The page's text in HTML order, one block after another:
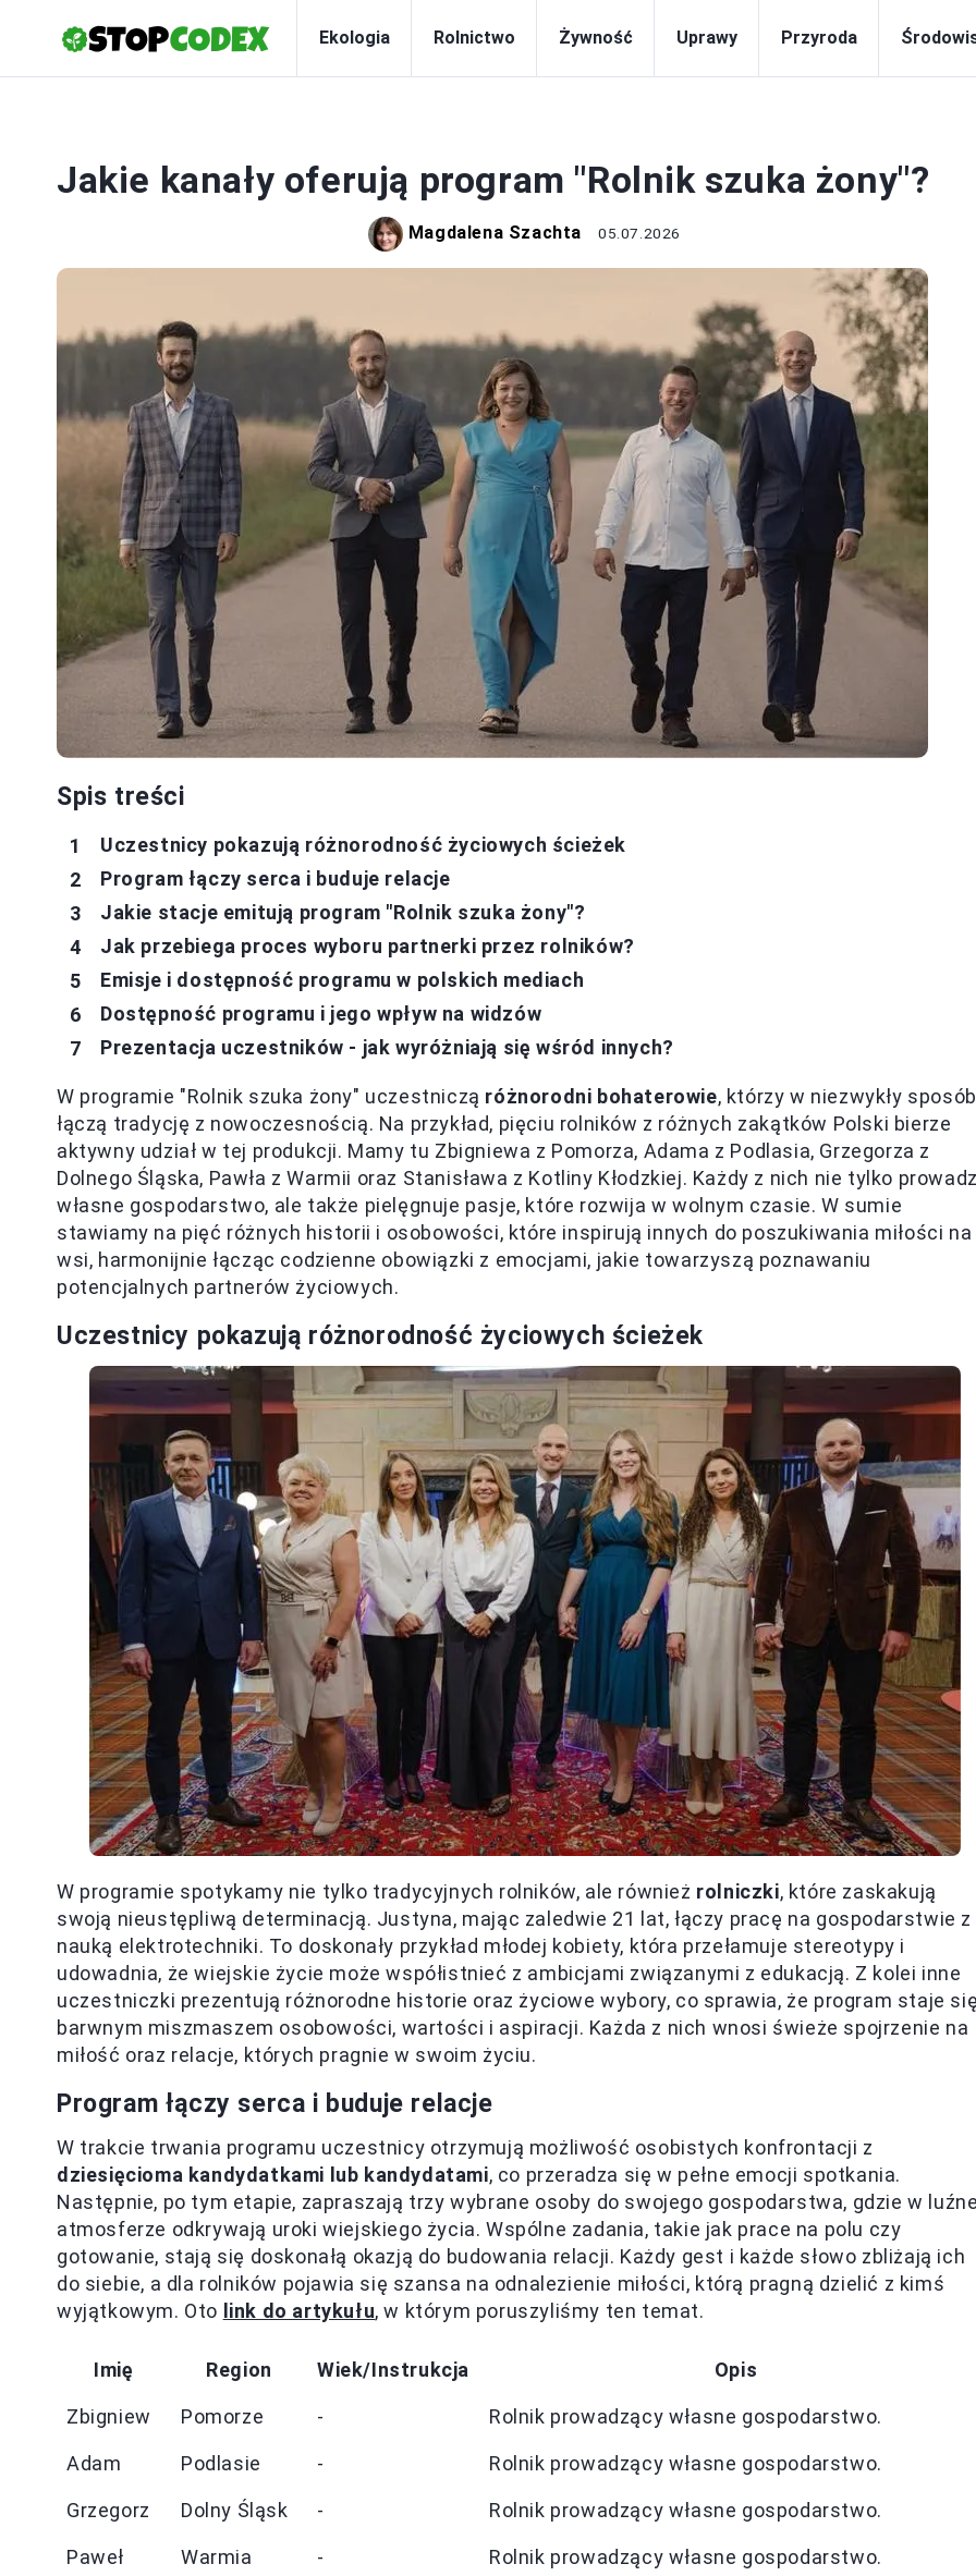
Ekologia Rolnictwo Żywność Uprawy Przyroda
Jakie kanały oferują program "Rolnik szuka żony"?
Magdalena Szachta 05.07.2026
Spis treści
Uczestnicy pokazują różnorodność życiowych ścieżek
Program łączy serca i buduje relacje
Jakie stacje emitują program "Rolnik szuka żony"?
Jak przebiega proces wyboru partnerki przez rolników?
Emisje i dostępność programu w polskich mediach
Dostępność programu i jego wpływ na widzów
Prezentacja uczestników - jak wyróżniają się wśród innych?
W programie "Rolnik szuka żony" uczestniczą różnorodni bohaterowie, którzy w niezwykły sposób
łączą tradycję z nowoczesnością. Na przykład, pięciu rolników z różnych zakątków Polski bierze
aktywny udział w tej produkcji. Mamy tu Zbigniewa z Pomorza, Adama z Podlasia, Grzegorza z
Dolnego Śląska, Pawła z Warmii oraz Stanisława z Kotliny Kłodzkiej. Każdy z nich nie tylko
własne gospodarstwo, ale także pielęgnuje pasje, które rozwija w wolnym czasie. W sumie
stawiamy na pięć różnych historii i osobowości, które inspirują innych do poszukiwania miłości na
wsi, harmonijnie łącząc codzienne obowiązki z emocjami, jakie towarzyszą poznawaniu
potencjalnych partnerów życiowych.
Uczestnicy pokazują różnorodność życiowych ścieżek
W programie spotykamy nie tylko tradycyjnych rolników, ale również rolniczki, które zaskakują
swoją nieustępliwą determinacją. Justyna, mając zaledwie 21 lat, łączy pracę na gospodarstwie z
nauką elektrotechniki. To doskonały przykład młodej kobiety, która przełamuje stereotypy i
udowadnia, że wiejskie życie może współistnieć z ambicjami związanymi z edukacją. Z kolei inne
uczestniczki prezentują różnorodne historie oraz życiowe wybory, co sprawia, że program staje
barwnym miszmaszem osobowości, wartości i aspiracji. Każda z nich wnosi świeże spojrzenie na
miłość oraz relacje, których pragnie w swoim życiu.
Program łączy serca i buduje relacje
W trakcie trwania programu uczestnicy otrzymują możliwość osobistych konfrontacji z
dziesięcioma kandydatkami lub kandydatami, co przeradza się w pełne emocji spotkania.
Następnie, po tym etapie, zapraszają trzy wybrane osoby do swojego gospodarstwa, gdzie w
atmosferze odkrywają uroki wiejskiego życia. Wspólne zadania, takie jak prace na polu czy
gotowanie, stają się doskonałą okazją do budowania relacji. Każdy gest i każde słowo zbliżają ich
do siebie, a dla rolników pojawia się szansa na odnalezienie miłości, którą pragną dzielić z kimś
wyjątkowym. Oto link do artykułu, w którym poruszyliśmy ten temat.
Imię Region Wiek/Instrukcja Opis
Zbigniew Pomorze - Rolnik prowadzący własne gospodarstwo.
Adam Podlasie - Rolnik prowadzący własne gospodarstwo.
Grzegorz Dolny Śląsk - Rolnik prowadzący własne gospodarstwo.
Paweł Warmia - Rolnik prowadzący własne gospodarstwo.